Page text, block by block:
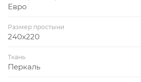
Евро
Размер простыни
240x220
Ткань
Перкаль